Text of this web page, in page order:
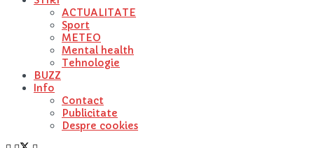
ACTUALITATE
Sport
METEO
Mental health
Tehnologie
BUZZ
Info
Contact
Publicitate
Despre cookies